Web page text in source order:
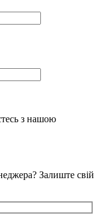
з нашою
Залиште свій